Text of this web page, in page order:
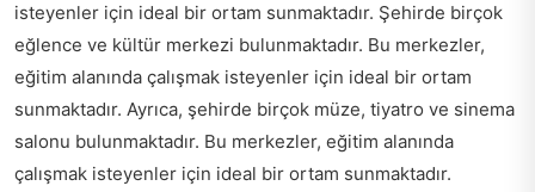
isteyenler için ideal bir ortam sunmaktadır. Şehirde birçok
eğlence ve kültür merkezi bulunmaktadır. Bu merkezler,
eğitim alanında çalışmak isteyenler için ideal bir ortam
sunmaktadır. Ayrıca, şehirde birçok müze, tiyatro ve sinema
salonu bulunmaktadır. Bu merkezler, eğitim alanında
çalışmak isteyenler için ideal bir ortam sunmaktadır.